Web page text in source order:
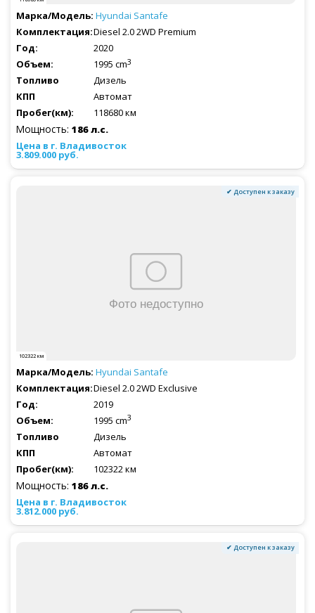
Hyundai Santafe
Diesel 2.0 2WD Premium
2020
1995 cm3
Дизель
Автомат
118680 км
Мощность: 186 л.с.
3.809.000 руб.
✔ Доступен к заказу
102322 км
Hyundai Santafe
Diesel 2.0 2WD Exclusive
2019
1995 cm3
Дизель
Автомат
102322 км
Мощность: 186 л.с.
3.812.000 руб.
✔ Доступен к заказу